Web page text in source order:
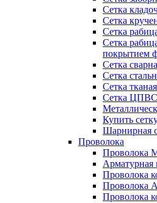
Сетка
Сетка
Сетка
Сетка
покрытием
Сетка
Сетка
Сетка тканая
Сетка ЦПВС
Купить
Шарнирная
Проволока
Проволока
Арматурная
Проволока
Проволока
Проволока